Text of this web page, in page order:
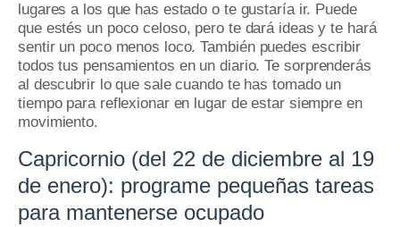
lugares a los que has estado o te gustaría ir. Puede
que estés un poco celoso, pero te dará ideas y te hará
sentir un poco menos loco.También puedes escribir
todos tus pensamientos en un diario.Te sorprenderás
al descubrir lo que sale cuando te has tomado un
tiempo para reflexionar en lugar de estar siempre en
movimiento.
Capricornio (del 22 de diciembre al 19
de enero): programe pequeñas tareas
para mantenerse ocupado